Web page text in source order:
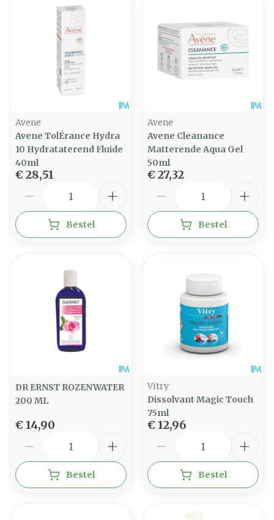
Avene
Avene TolÉrance Hydra
10 Hydrataterend Fluide
40ml
€ 28,51
Bestel
Avene
Avene Cleanance
Matterende Aqua Gel
50ml
€ 27,32
Bestel
DR ERNST ROZENWATER
200 ML
€ 14,90
Bestel
Vitry
Dissolvant Magic Touch
75ml
€ 12,96
Bestel